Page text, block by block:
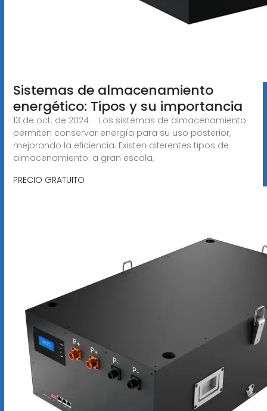
Sistemas de almacenamiento
energético: Tipos y su importancia
13 de oct. de 2024 · Los sistemas de almacenamiento
permiten conservar energía para su uso posterior,
mejorando la eficiencia. Existen diferentes tipos de
almacenamiento: a gran escala,
PRECIO GRATUITO